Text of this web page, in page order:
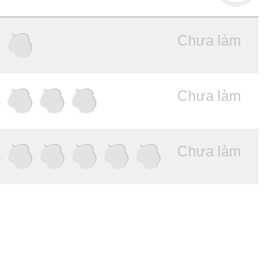
Chưa làm
Chưa làm
Chưa làm